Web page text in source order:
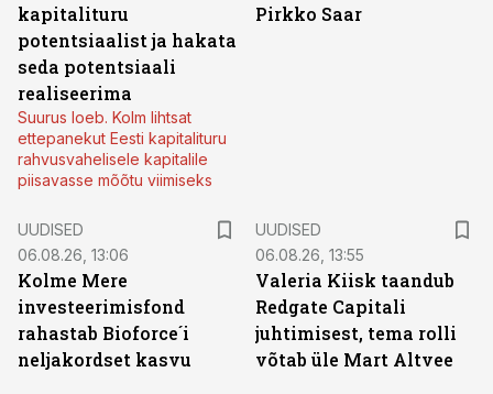
kapitalituru
potentsiaalist ja hakata
seda potentsiaali
realiseerima
Suurus loeb. Kolm lihtsat
ettepanekut Eesti kapitalituru
rahvusvahelisele kapitalile
piisavasse mõõtu viimiseks
Pirkko Saar
UUDISED
06.08.26, 13:06
Kolme Mere
investeerimisfond
rahastab Bioforce´i
neljakordset kasvu
UUDISED
06.08.26, 13:55
Valeria Kiisk taandub
Redgate Capitali
juhtimisest, tema rolli
võtab üle Mart Altvee